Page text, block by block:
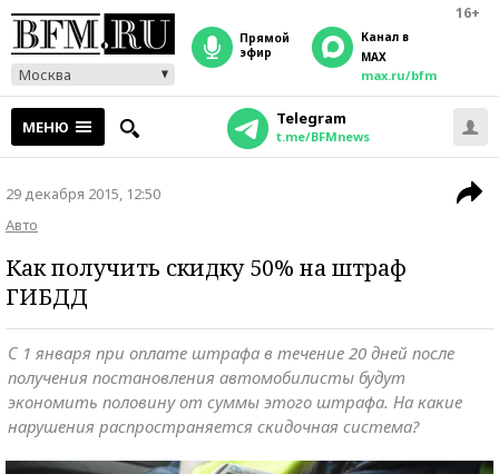
16+
Москва
прямой
эфир
Канал в
MAX
max.ru/bfm
МЕНЮ Telegram
t.me/BFMnews
29 декабря 2015, 12:50
Авто
Как получить скидку 50% на штраф
ГИБДД
С 1 января при оплате штрафа в течение 20 дней после
получения постановления автомобилисты будут
экономить половину от суммы этого штрафа. На какие
нарушения распространяется скидочная система?